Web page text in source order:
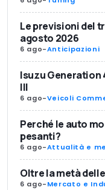
Le previsioni del
agosto 2026
6 ago-Anticipazioni
Isuzu Generation
III
6 ago-Veicoli
Perché le auto
pesanti?
6 ago-Attualità e
Oltre la metà
6 ago-Mercato e